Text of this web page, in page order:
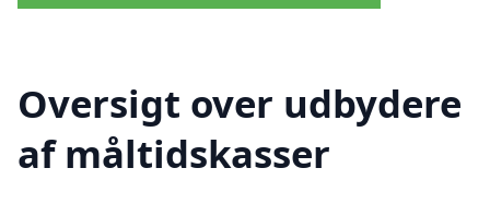
Oversigt over udbydere
af måltidskasser